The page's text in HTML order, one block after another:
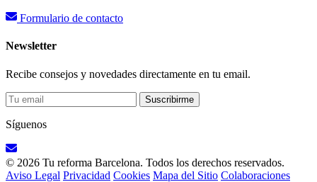
Formulario de contacto
Newsletter
Recibe consejos y novedades directamente en tu email.
Suscribirme
Síguenos
© 2026 Tu reforma Barcelona. Todos los derechos reservados.
Aviso Legal Privacidad Cookies Mapa del Sitio Colaboraciones